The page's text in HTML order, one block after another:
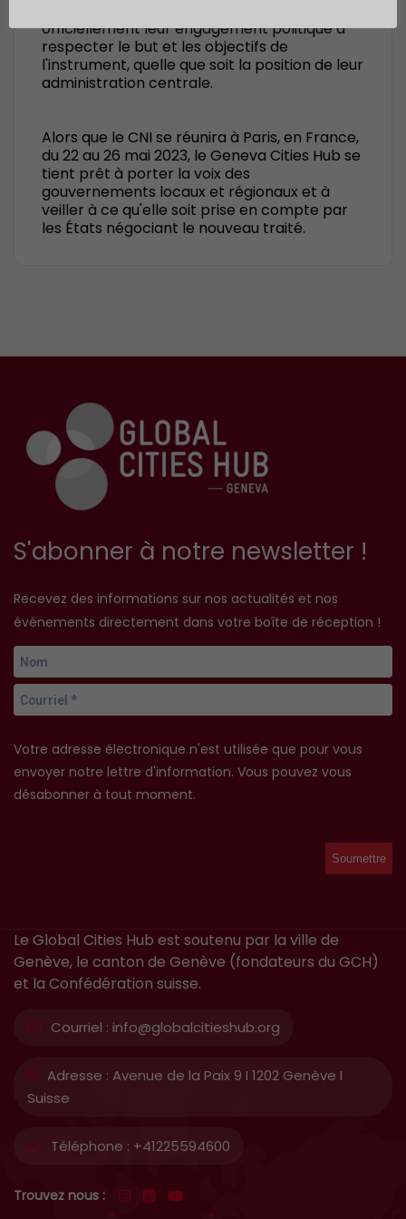
officiellement leur engagement politique à
respecter le but et les objectifs de
l'instrument, quelle que soit la position de leur
administration centrale.
Alors que le CNI se réunira à Paris, en France,
du 22 au 26 mai 2023, le Geneva Cities Hub se
tient prêt à porter la voix des
gouvernements locaux et régionaux et à
veiller à ce qu'elle soit prise en compte par
les États négociant le nouveau traité.
S'abonner à notre newsletter !
Recevez des informations sur nos actualités et nos
événements directement dans votre boîte de réception !
Votre adresse électronique n'est utilisée que pour vous
envoyer notre lettre d'information. Vous pouvez vous
désabonner à tout moment.
Le Global Cities Hub est soutenu par la ville de
Genève, le canton de Genève (fondateurs du GCH)
et la Confédération suisse.
Courriel : info@globalcitieshub.org
Adresse : Avenue de la Paix 9 I 1202 Genève I
Suisse
Téléphone : +41225594600
Trouvez nous :